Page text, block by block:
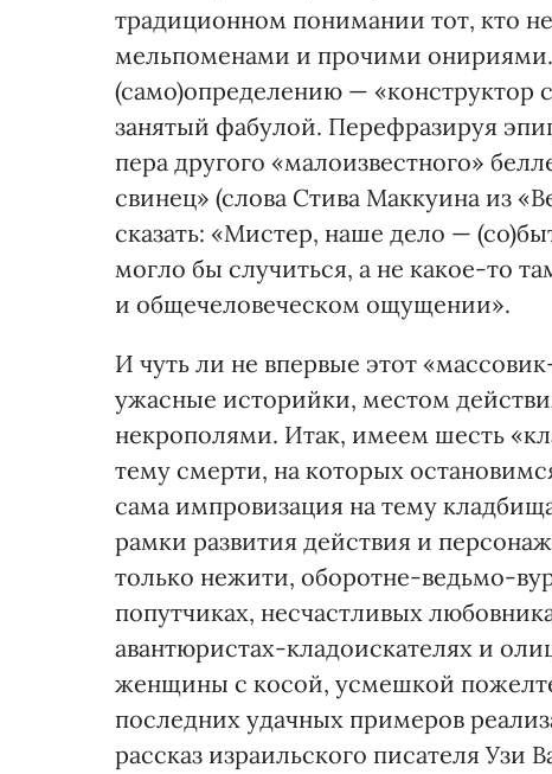
традиционном понимании тот, кто
мельпоменами и прочими онириями.
(само)определению — «конструктор
занятый фабулой. Перефразируя
пера другого «малоизвестного»
свинец» (слова Стива Маккуина из
сказать: «Мистер, наше дело —
могло бы случиться, а не какое-то
и общечеловеческом ощущении».
И чуть ли не впервые этот
ужасные историйки, местом
некрополями. Итак, имеем шесть
тему смерти, на которых
сама импровизация на тему
рамки развития действия и
только нежити, оборотне-ведьмо-
попутчиках, несчастливых
авантюристах-кладоискателях и
женщины с косой, усмешкой
последних удачных примеров
рассказ израильского писателя